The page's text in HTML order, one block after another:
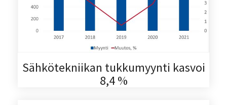
Sähkötekniikan tukkumyynti kasvoi
8,4 %